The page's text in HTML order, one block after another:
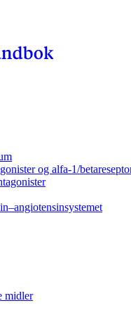
og alfa-1/
midler